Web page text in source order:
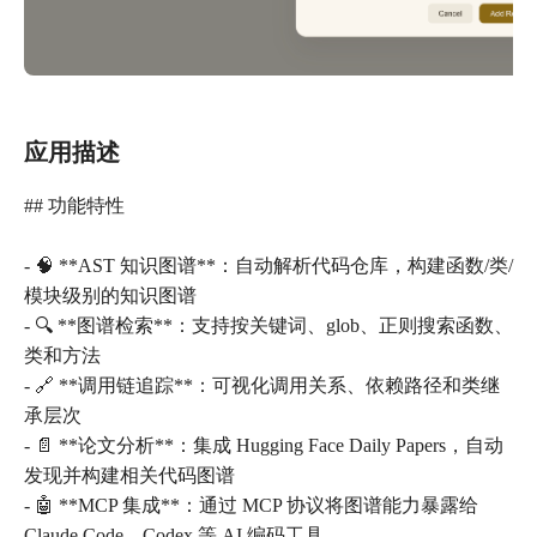
应用描述
## 功能特性
- 🧠 **AST 知识图谱**：自动解析代码仓库，构建函数/类/
模块级别的知识图谱
- 🔍 **图谱检索**：支持按关键词、glob、正则搜索函数、
类和方法
- 🔗 **调用链追踪**：可视化调用关系、依赖路径和类继
承层次
- 📄 **论文分析**：集成 Hugging Face Daily Papers，自动
发现并构建相关代码图谱
- 🤖 **MCP 集成**：通过 MCP 协议将图谱能力暴露给